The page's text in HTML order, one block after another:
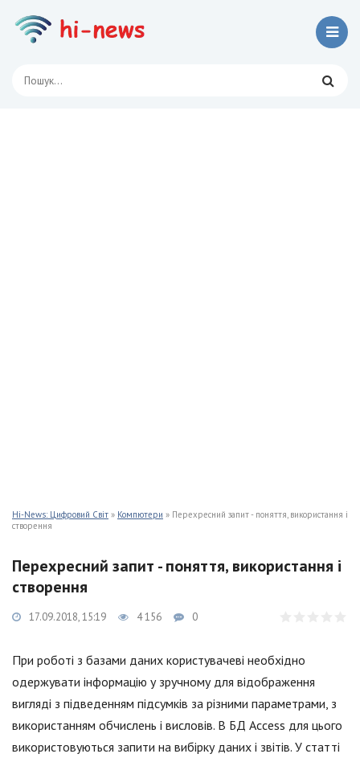
Hi-News: Цифровий Світ » Компютери » Перехресний запит - поняття, використання і
створення
Перехресний запит - поняття, використання і
створення
17.09.2018, 15:19 4 156 0
При роботі з базами даних користувачеві необхідно
одержувати інформацію у зручному для відображення
вигляді з підведенням підсумків за різними параметрами, з
використанням обчислень і висловів. В БД Access для цього
використовуються запити на вибірку даних і звітів. У статті